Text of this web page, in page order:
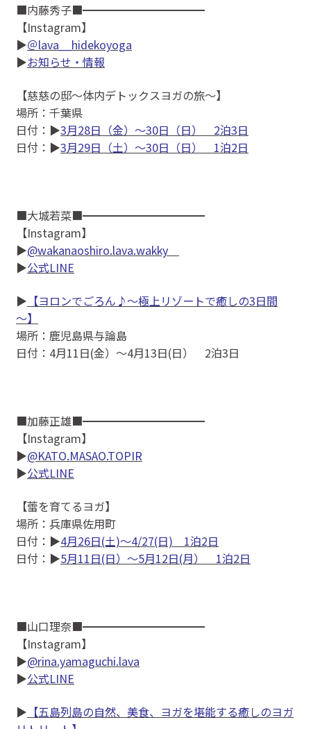
■内藤秀子■━━━━━━━━━━━
【Instagram】
▶＠lava__hidekoyoga
▶お知らせ・情報
【慈慈の邸～体内デトックスヨガの旅～】
場所：千葉県
日付：▶3月28日（金）～30日（日） 2泊3日
日付：▶3月29日（土）～30日（日） 1泊2日
■大城若菜■━━━━━━━━━━━
【Instagram】
▶@wakanaoshiro.lava.wakky
▶公式LINE
▶ 【ヨロンでごろん♪～極上リゾートで癒しの3日間
～】
場所：鹿児島県与論島
日付：4月11日(金）〜4月13日(日） 2泊3日
■加藤正雄■━━━━━━━━━━━
【Instagram】
▶@KATO.MASAO.TOPIR
▶公式LINE
【蕾を育てるヨガ】
場所：兵庫県佐用町
日付：▶4月26日(土)〜4/27(日) 1泊2日
日付：▶5月11日(日）〜5月12日(月） 1泊2日
■山口理奈■━━━━━━━━━━━
【Instagram】
▶@rina.yamaguchi.lava
▶公式LINE
▶ 【五島列島の自然、美食、ヨガを堪能する癒しのヨガ